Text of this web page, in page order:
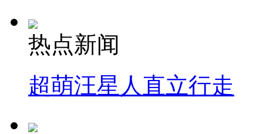
热点新闻
超萌汪星人直立行走